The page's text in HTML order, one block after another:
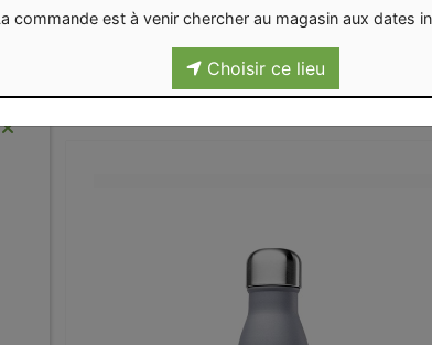
commande est à venir chercher au magasin aux dates
Choisir ce lieu